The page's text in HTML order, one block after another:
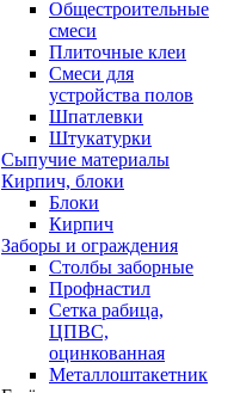
Общестроительные
смеси
Плиточные клеи
Смеси для
устройства полов
Шпатлевки
Штукатурки
Сыпучие материалы
Кирпич, блоки
Блоки
Кирпич
Заборы и ограждения
Столбы заборные
Профнастил
Сетка рабица,
ЦПВС,
оцинкованная
Металлоштакетник